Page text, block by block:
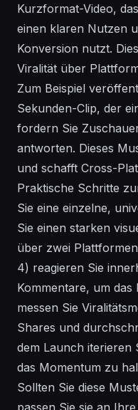
Kurzformat-Video,
einen klaren Nutzen
Konversion nutzt.
Viralität über
Zum Beispiel
Sekunden-Clip, der
fordern Sie
antworten. Dieses
und schafft Cross-
Praktische Schritte
Sie eine einzelne,
Sie einen starken
über zwei
4) reagieren Sie
Kommentare, um
messen Sie
Shares und
dem Launch iterieren
das Momentum zu
Sollten Sie diese
passen Sie sie an